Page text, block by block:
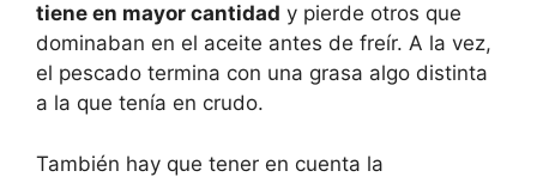
tiene en mayor cantidad y pierde otros que
dominaban en el aceite antes de freír. A la vez,
el pescado termina con una grasa algo distinta
a la que tenía en crudo.
También hay que tener en cuenta la